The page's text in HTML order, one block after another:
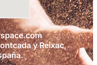
y Reixac,